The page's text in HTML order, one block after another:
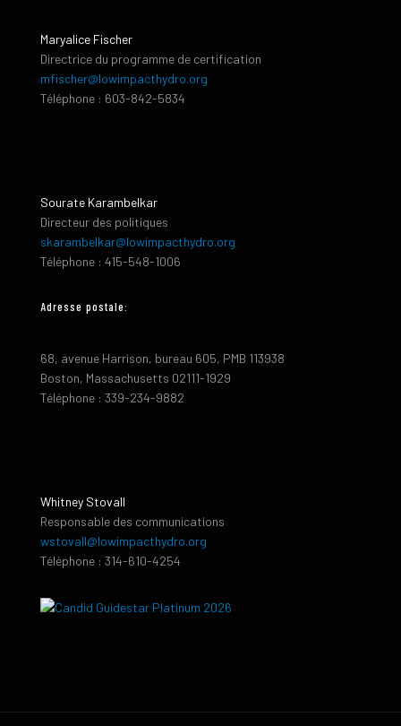
Maryalice Fischer
Directrice du programme de certification
mfischer@lowimpacthydro.org
Téléphone : 603-842-5834
Sourate Karambelkar
Directeur des politiques
skarambelkar@lowimpacthydro.org
Téléphone : 415-548-1006
Adresse postale:
68, avenue Harrison, bureau 605, PMB 113938
Boston, Massachusetts 02111-1929
Téléphone : 339-234-9882
Whitney Stovall
Responsable des communications
wstovall@lowimpacthydro.org
Téléphone : 314-610-4254